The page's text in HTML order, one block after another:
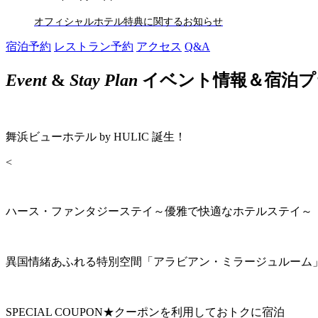
オフィシャルホテル特典に関するお知らせ
宿泊予約 レストラン予約 アクセス Q&A
Event& Stay Plan イベント情報＆宿泊
舞浜ビューホテル by HULIC 誕生！
<
ハース・ファンタジーステイ～優雅で快適なホテルステイ～
異国情緒あふれる特別空間「アラビアン・ミラージュルーム
SPECIAL COUPON★クーポンを利用しておトクに宿泊